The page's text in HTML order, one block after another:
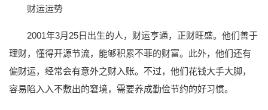
财运运势
2001年3月25日出生的人，财运亨通，正财旺盛。他们善于
理财，懂得开源节流，能够积累不菲的财富。此外，他们还有
偏财运，经常会有意外之财入账。不过，他们花钱大手大脚，
容易陷入入不敷出的窘境，需要养成勤俭节约的好习惯。